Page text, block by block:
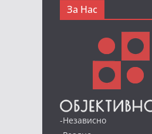
За Нас
-Независно